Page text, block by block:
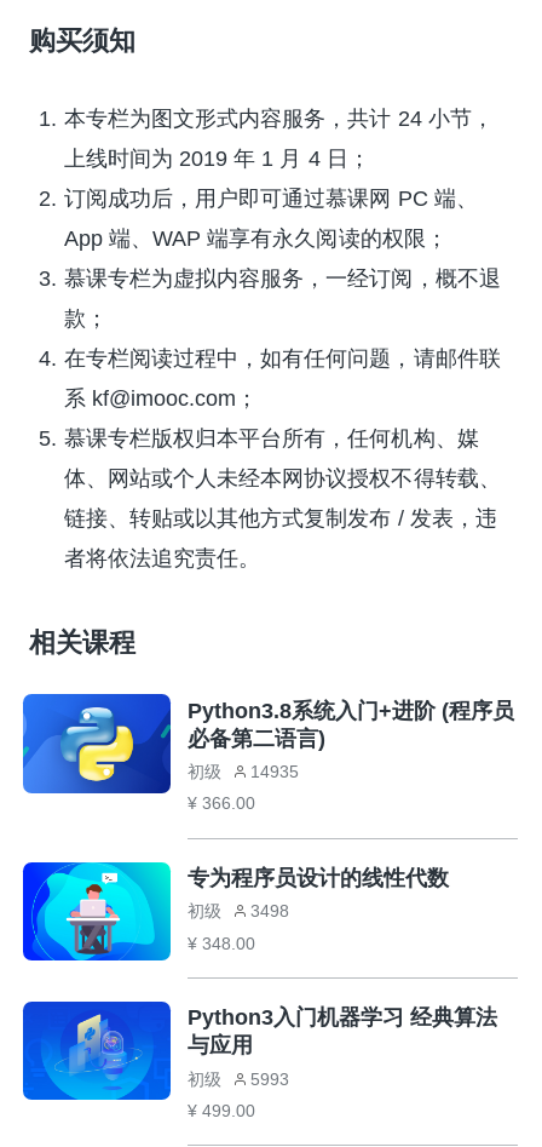
购买须知
本专栏为图文形式内容服务，共计 24 小节，
上线时间为 2019 年 1 月 4 日；
订阅成功后，用户即可通过慕课网 PC 端、
App 端、WAP 端享有永久阅读的权限；
慕课专栏为虚拟内容服务，一经订阅，概不退
款；
在专栏阅读过程中，如有任何问题，请邮件联
系 kf@imooc.com；
慕课专栏版权归本平台所有，任何机构、媒
体、网站或个人未经本网协议授权不得转载、
链接、转贴或以其他方式复制发布 / 发表，违
者将依法追究责任。
相关课程
Python3.8系统入门+进阶 (程序员
必备第二语言)
初级
14935
¥ 366.00
专为程序员设计的线性代数
初级
3498
¥ 348.00
Python3入门机器学习 经典算法
与应用
初级
5993
¥ 499.00